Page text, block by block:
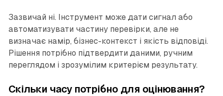
Зазвичай ні. Інструмент може дати сигнал або
автоматизувати частину перевірки, але не
визначає намір, бізнес-контекст і якість відповіді.
Рішення потрібно підтвердити даними, ручним
переглядом і зрозумілим критерієм результату.
Скільки часу потрібно для оцінювання?